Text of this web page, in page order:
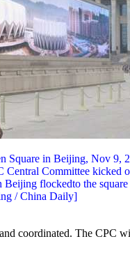
Square in Beijing, Nov 9,
Central Committee kicked
Beijing flockedto the
/ China Daily]
coordinated. The CPC